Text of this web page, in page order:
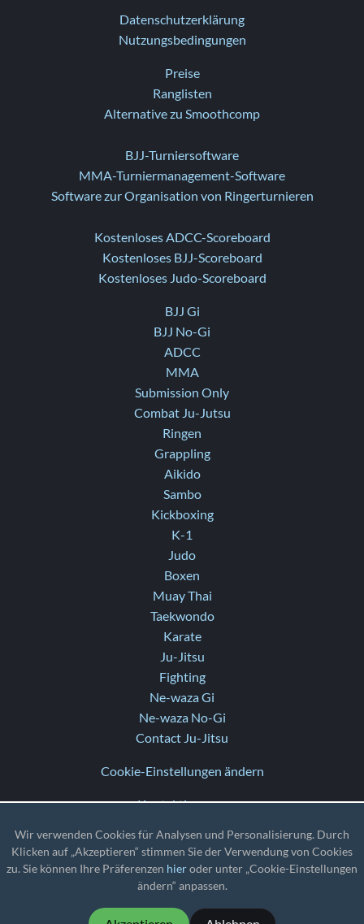
Wir verwenden Cookies für Analysen und Personalisierung. Durch
Klicken auf „Akzeptieren“ stimmen Sie der Verwendung von Cookies
zu. Sie können Ihre Präferenzen hieroder unter „Cookie-Einstellungen
ändern“ anpassen.
Datenschutzerklärung
Nutzungsbedingungen
Preise
Ranglisten
Alternative zu Smoothcomp
BJJ-Turniersoftware
MMA-Turniermanagement-Software
Software zur Organisation von Ringerturnieren
Kostenloses ADCC-Scoreboard
Kostenloses BJJ-Scoreboard
Kostenloses Judo-Scoreboard
BJJ Gi
BJJ No-Gi
ADCC
MMA
Submission Only
Combat Ju-Jutsu
Ringen
Grappling
Aikido
Sambo
Kickboxing
K-1
Judo
Boxen
Muay Thai
Taekwondo
Karate
Ju-Jitsu
Fighting
Ne-waza Gi
Ne-waza No-Gi
Contact Ju-Jitsu
Cookie-Einstellungen ändern
Kontaktiere uns
Versionshinweise
TZ: UTC